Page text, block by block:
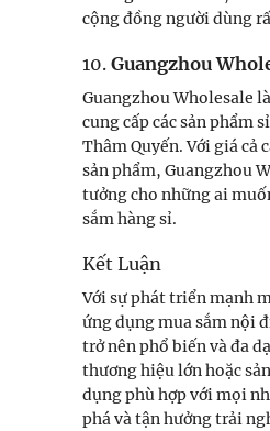
cộng đồng người dùng
10. Guangzhou
Guangzhou Wholesale
cung cấp các sản phẩm
Thâm Quyến. Với giá cả
sản phẩm, Guangzhou
tưởng cho những ai
sắm hàng sỉ.
Kết Luận
Với sự phát triển mạnh
ứng dụng mua sắm nội
trở nên phổ biến và đa
thương hiệu lớn hoặc
dụng phù hợp với mọi
phá và tận hưởng trải